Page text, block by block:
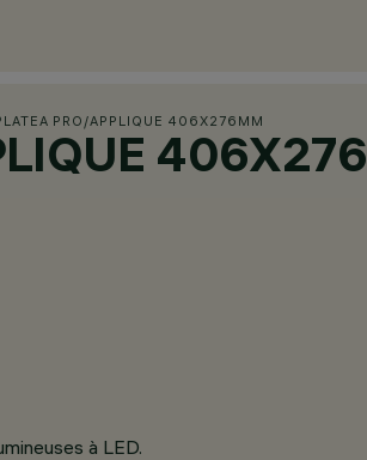
PRO /APPLIQUE 406X276MM
à LED.